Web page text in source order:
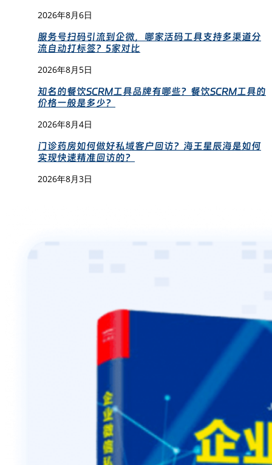
2026年8月6日
服务号扫码引流到企微，哪家活码工具支持多渠道分
流自动打标签？5家对比
2026年8月5日
知名的餐饮SCRM工具品牌有哪些？餐饮SCRM工具的
价格一般是多少？
2026年8月4日
门诊药房如何做好私域客户回访？海王星辰海是如何
实现快速精准回访的？
2026年8月3日